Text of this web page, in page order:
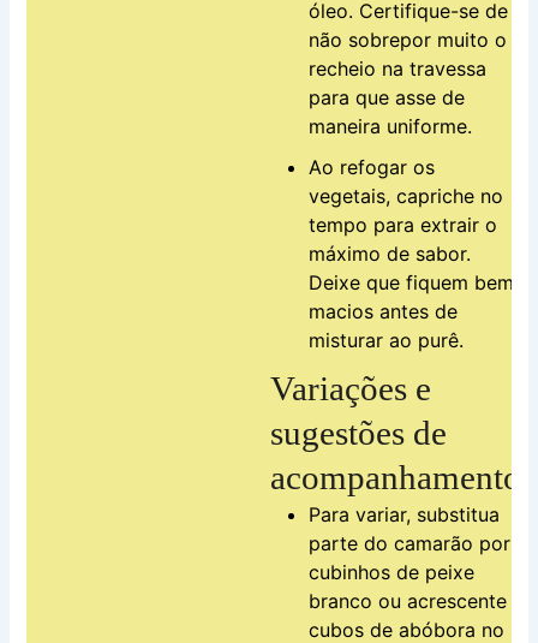
óleo. Certifique-se de
não sobrepor muito o
recheio na travessa
para que asse de
maneira uniforme.
Ao refogar os
vegetais, capriche no
tempo para extrair o
máximo de sabor.
Deixe que fiquem bem
macios antes de
misturar ao purê.
Variações e
sugestões de
acompanhamento
Para variar, substitua
parte do camarão por
cubinhos de peixe
branco ou acrescente
cubos de abóbora no